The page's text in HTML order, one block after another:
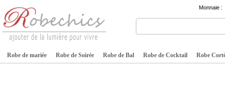
Monnaie :
Robe de mariée Robe de Soirée Robe de Bal Robe de Cocktail Robe